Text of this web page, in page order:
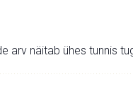
arv näitab ühes tunnis